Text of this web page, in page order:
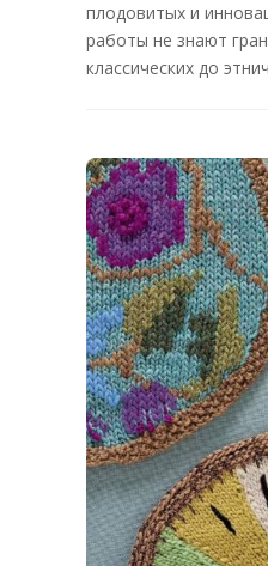
плодовитых и
работы не знают
классических до